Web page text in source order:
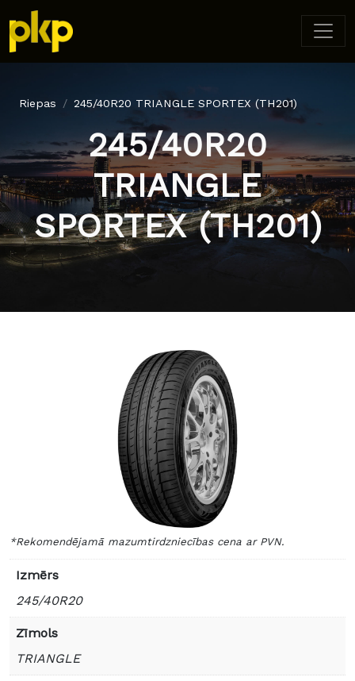
Riepas 245/40R20 TRIANGLE SPORTEX (TH201)
245/40R20
TRIANGLE
SPORTEX (TH201)
*Rekomendējamā mazumtirdzniecības cena ar PVN.
Izmērs
245/40R20
Zīmols
TRIANGLE